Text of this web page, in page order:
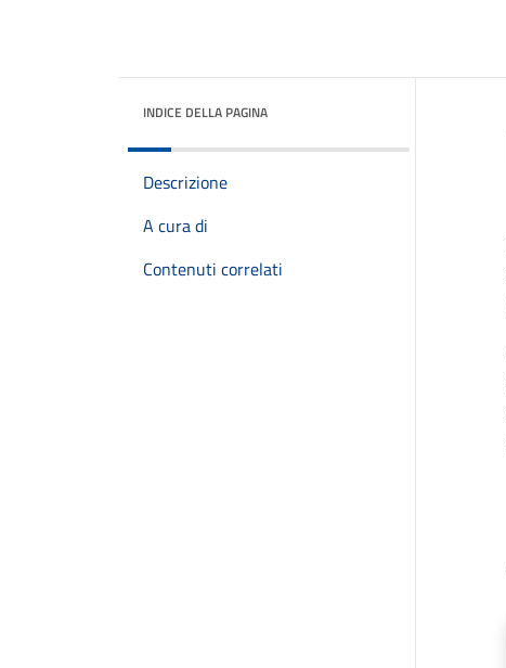
INDICE DELLA PAGINA
Descrizione
A cura di
Contenuti correlati